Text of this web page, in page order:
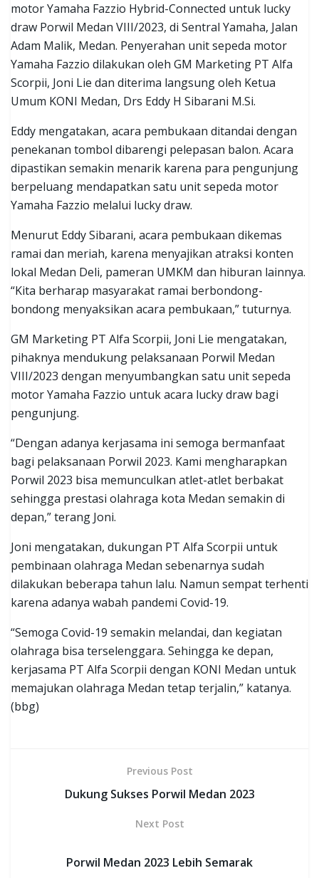
motor Yamaha Fazzio Hybrid-Connected untuk lucky
draw Porwil Medan VIII/2023, di Sentral Yamaha, Jalan
Adam Malik, Medan. Penyerahan unit sepeda motor
Yamaha Fazzio dilakukan oleh GM Marketing PT Alfa
Scorpii, Joni Lie dan diterima langsung oleh Ketua
Umum KONI Medan, Drs Eddy H Sibarani M.Si.
Eddy mengatakan, acara pembukaan ditandai dengan
penekanan tombol dibarengi pelepasan balon. Acara
dipastikan semakin menarik karena para pengunjung
berpeluang mendapatkan satu unit sepeda motor
Yamaha Fazzio melalui lucky draw.
Menurut Eddy Sibarani, acara pembukaan dikemas
ramai dan meriah, karena menyajikan atraksi konten
lokal Medan Deli, pameran UMKM dan hiburan lainnya.
“Kita berharap masyarakat ramai berbondong-
bondong menyaksikan acara pembukaan,” tuturnya.
GM Marketing PT Alfa Scorpii, Joni Lie mengatakan,
pihaknya mendukung pelaksanaan Porwil Medan
VIII/2023 dengan menyumbangkan satu unit sepeda
motor Yamaha Fazzio untuk acara lucky draw bagi
pengunjung.
“Dengan adanya kerjasama ini semoga bermanfaat
bagi pelaksanaan Porwil 2023. Kami mengharapkan
Porwil 2023 bisa memunculkan atlet-atlet berbakat
sehingga prestasi olahraga kota Medan semakin di
depan,” terang Joni.
Joni mengatakan, dukungan PT Alfa Scorpii untuk
pembinaan olahraga Medan sebenarnya sudah
dilakukan beberapa tahun lalu. Namun sempat terhenti
karena adanya wabah pandemi Covid-19.
“Semoga Covid-19 semakin melandai, dan kegiatan
olahraga bisa terselenggara. Sehingga ke depan,
kerjasama PT Alfa Scorpii dengan KONI Medan untuk
memajukan olahraga Medan tetap terjalin,” katanya.
(bbg)
Previous Post
Dukung Sukses Porwil Medan 2023
Next Post
Porwil Medan 2023 Lebih Semarak